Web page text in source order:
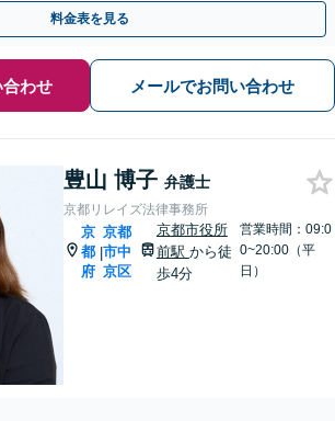
料金表を見る
わせ メールでお問い合わせ
豊山 博子 弁護士
京都リレイズ法律事務所
京
都
府
|
京都
市中
京区
京都市役所
前駅 から徒
歩4分
営業時間：09:0
0~20:00（平
日）